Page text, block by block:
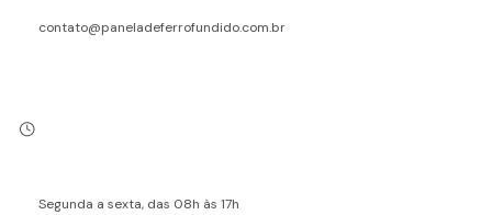
contato@paneladeferrofundido.com.br
Segunda a sexta, das 08h às 17h